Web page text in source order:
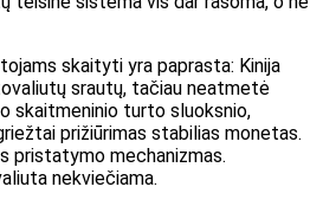
skaityti yra paprasta: Kinija
srautų, tačiau neatmetė
skaitmeninio turto sluoksnio,
prižiūrimas stabilias monetas.
pristatymo mechanizmas.
nekviečiama.